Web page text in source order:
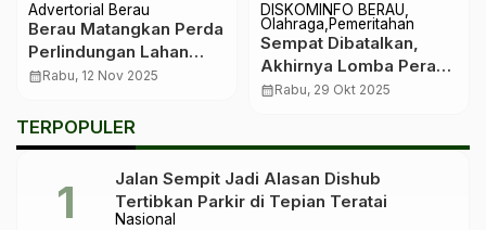
Advertorial Berau
Berau Matangkan Perda
Perlindungan Lahan
Adat: Langkah Hukum
Identitas, dan Masa
Depan Warga Kampung
calendar_monthRabu, 12 Nov 2025
DISKOMINFO BERAU
Olahraga Pemeritahan
‎Sempat Dibatalkan,
Akhirnya Lomba Perahu
Kembali Digelar Dengan
calendar_monthRabu, 29 Okt 2025
TERPOPULER
Nasional
Jalan Sempit Jadi Alasan Dishub
Tertibkan Parkir di Tepian Teratai